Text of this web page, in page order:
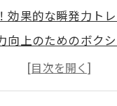
効果的な瞬発力ト
向上のためのボク
！幅広く対応する
試合の勝敗が変わ